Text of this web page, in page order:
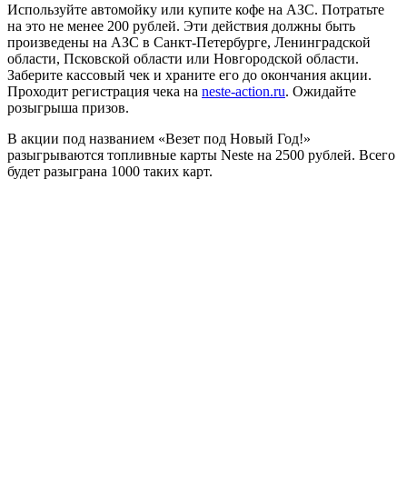
Используйте автомойку или купите кофе на АЗС. Потратьте
на это не менее 200 рублей. Эти действия должны быть
произведены на АЗС в Санкт-Петербурге, Ленинградской
области, Псковской области или Новгородской области.
Заберите кассовый чек и храните его до окончания акции.
Проходит регистрация чека на neste-action.ru. Ожидайте
розыгрыша призов.
В акции под названием «Везет под Новый Год!»
разыгрываются топливные карты Neste на 2500 рублей. Всего
будет разыграна 1000 таких карт.